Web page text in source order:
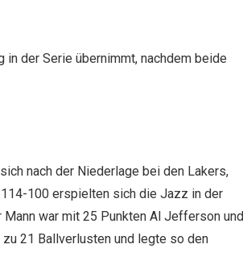
in der Serie übernimmt, nachdem beide
nach der Niederlage bei den Lakers,
100 erspielten sich die Jazz in der
war mit 25 Punkten Al Jefferson und
21 Ballverlusten und legte so den